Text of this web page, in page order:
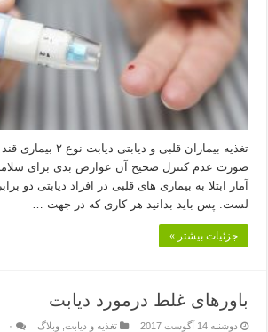
تغذیه بیماران قلبی و
صورت عدم کنترل صحیح آن عوارض بدی برای
آمار ابتلا به بیماری های قلبی در افراد دیابتی دو
لست. پس باید بدانید هر کاری که در جهت …
جزئیات بیشتر »
باورهای غلط درمورد دیابت
دوشنبه 14 آگوست 2017 تغذیه و دیابت ,وبلاگ ۰